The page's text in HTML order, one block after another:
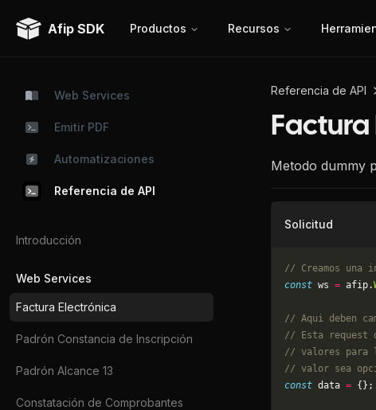
Afip SDK Productos Recursos
Web Services
Emitir PDF
Automatizaciones
Referencia de API
Introducción
Web Services
Factura Electrónica
Padrón Constancia de Inscripción
Padrón Alcance 13
Constatación de Comprobantes
Referencia de API
Metodo dummy
Solicitud
// Creamos una
const ws = afip.
// Aqui deben
// Esta request
// valores para
// valor sea
const data = {};